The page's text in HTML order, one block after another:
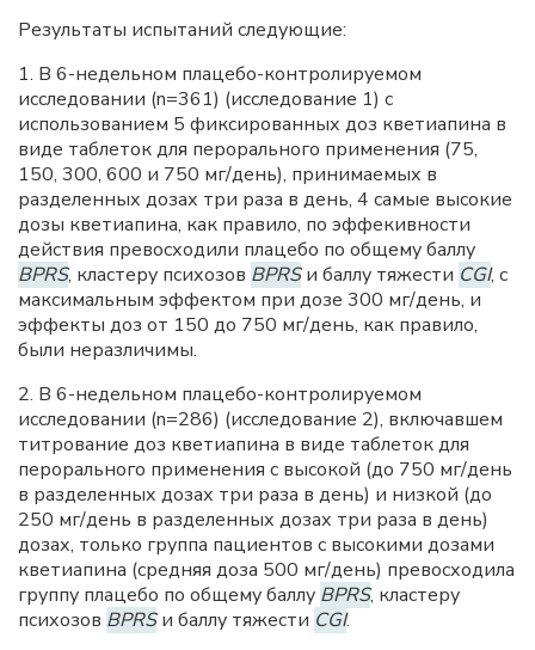
Результаты испытаний следующие:
1. В 6-недельном плацебо-контролируемом
исследовании (n=361) (исследование 1) с
использованием 5 фиксированных доз кветиапина в
виде таблеток для перорального применения (75,
150, 300, 600 и 750 мг/день), принимаемых в
разделенных дозах три раза в день, 4 самые высокие
дозы кветиапина, как правило, по эффекивности
действия превосходили плацебо по общему баллу
BPRS, кластеру психозов BPRSи баллу тяжести CGI, с
максимальным эффектом при дозе 300 мг/день, и
эффекты доз от 150 до 750 мг/день, как правило,
были неразличимы.
2. В 6-недельном плацебо-контролируемом
исследовании (n=286) (исследование 2), включавшем
титрование доз кветиапина в виде таблеток для
перорального применения с высокой (до 750 мг/день
в разделенных дозах три раза в день) и низкой (до
250 мг/день в разделенных дозах три раза в день)
дозах, только группа пациентов с высокими дозами
кветиапина (средняя доза 500 мг/день) превосходила
группу плацебо по общему баллу BPRS, кластеру
психозов BPRSи баллу тяжести CGI.